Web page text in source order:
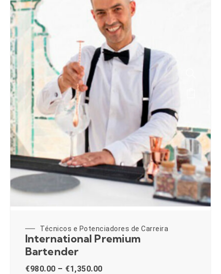
Técnicos e Potenciadores de Carreira
International Premium
Bartender
€980.00 – €1,350.00